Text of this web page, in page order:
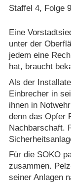
Staffel 4, Folge
Eine
unter der
jedem eine
hat, braucht
Als der
Einbrecher in
ihnen in
denn das Opfer
Nachbarschaft.
Für die SOKO
zusammen.
seiner Anlagen